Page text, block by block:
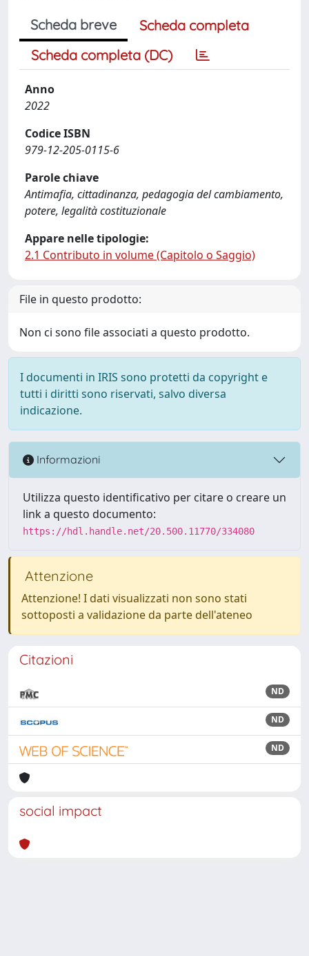
Scheda breve
Scheda completa
Scheda completa (DC)
Anno
2022
Codice ISBN
979-12-205-0115-6
Parole chiave
Antimafia, cittadinanza, pedagogia del cambiamento,
potere, legalità costituzionale
Appare nelle tipologie:
2.1 Contributo in volume (Capitolo o Saggio)
File in questo prodotto:
Non ci sono file associati a questo prodotto.
I documenti in IRIS sono protetti da copyright e
tutti i diritti sono riservati, salvo diversa
indicazione.
Informazioni
Utilizza questo identificativo per citare o creare un
link a questo documento:
https://hdl.handle.net/20.500.11770/334080
Attenzione
Attenzione! I dati visualizzati non sono stati
sottoposti a validazione da parte dell'ateneo
Citazioni
ND
ND
ND
social impact